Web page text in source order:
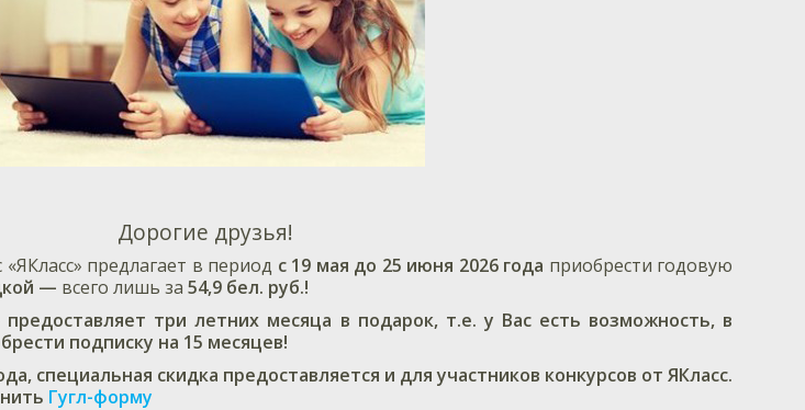
Дорогие друзья!
предлагает в период с 19 мая до 25 июня 2026 года приобрести годовую
— всего лишь за 54,9 бел. руб.!
три летних месяца в подарок, т.е. у Вас есть возможность, в
подписку на 15 месяцев!
специальная скидка предоставляется и для участников конкурсов от ЯКласс.
Гугл-форму